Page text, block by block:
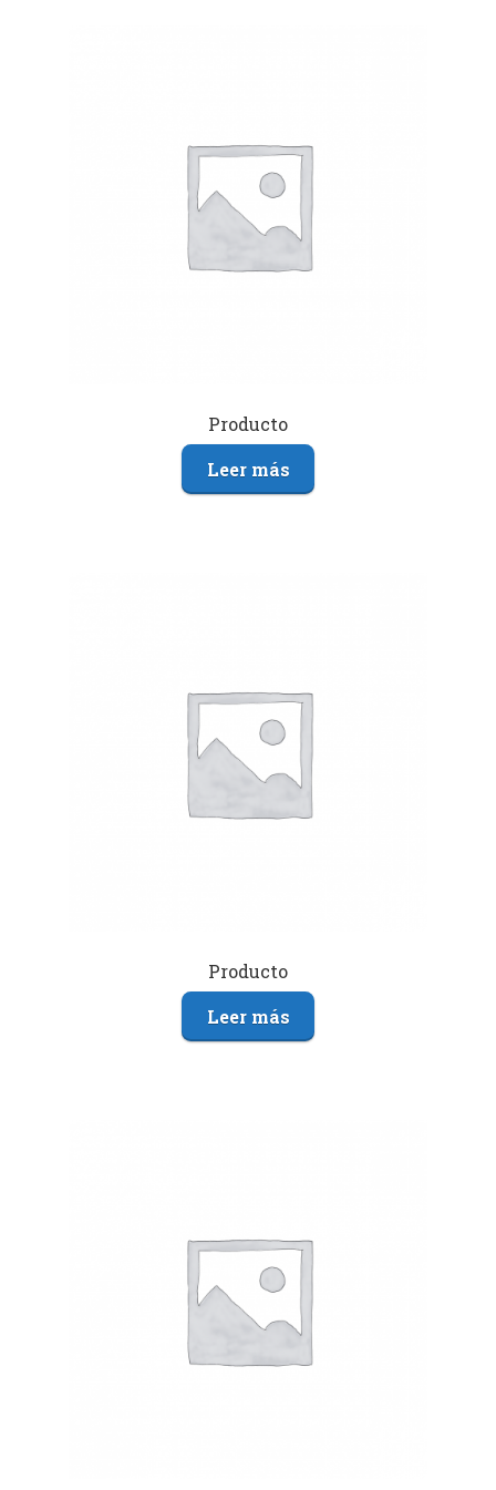
Producto
Leer más
Producto
Leer más